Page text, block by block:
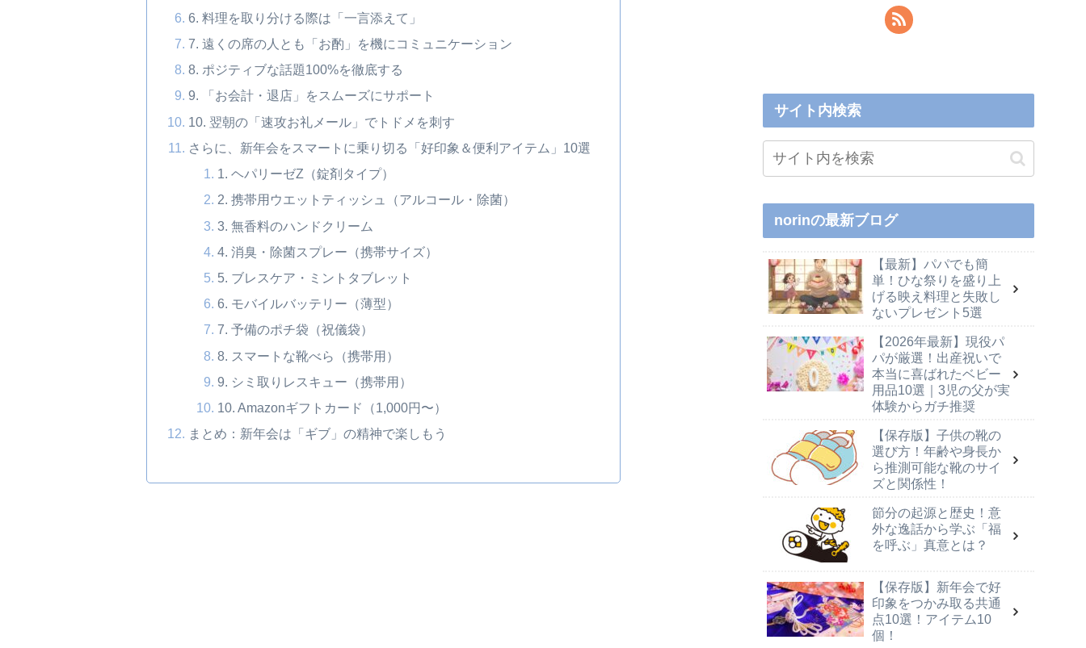
6. 料理を取り分ける際は「一言添えて」
7. 遠くの席の人とも「お酌」を機にコミュニケーション
8. ポジティブな話題100%を徹底する
9. 「お会計・退店」をスムーズにサポート
10. 翌朝の「速攻お礼メール」でトドメを刺す
さらに、新年会をスマートに乗り切る「好印象＆便利アイテム」10選
1. ヘパリーゼZ（錠剤タイプ）
2. 携帯用ウエットティッシュ（アルコール・除菌）
3. 無香料のハンドクリーム
4. 消臭・除菌スプレー（携帯サイズ）
5. ブレスケア・ミントタブレット
6. モバイルバッテリー（薄型）
7. 予備のポチ袋（祝儀袋）
8. スマートな靴べら（携帯用）
9. シミ取りレスキュー（携帯用）
10. Amazonギフトカード（1,000円〜）
まとめ：新年会は「ギブ」の精神で楽しもう
サイト内検索
norinの最新ブログ
【最新】パパでも簡
単！ひな祭りを盛り上
げる映え料理と失敗し
ないプレゼント5選
【2026年最新】現役パ
パが厳選！出産祝いで
本当に喜ばれたベビー
用品10選｜3児の父が実
体験からガチ推奨
【保存版】子供の靴の
選び方！年齢や身長か
ら推測可能な靴のサイ
ズと関係性！
節分の起源と歴史！意
外な逸話から学ぶ「福
を呼ぶ」真意とは？
【保存版】新年会で好
印象をつかみ取る共通
点10選！アイテム10
個！